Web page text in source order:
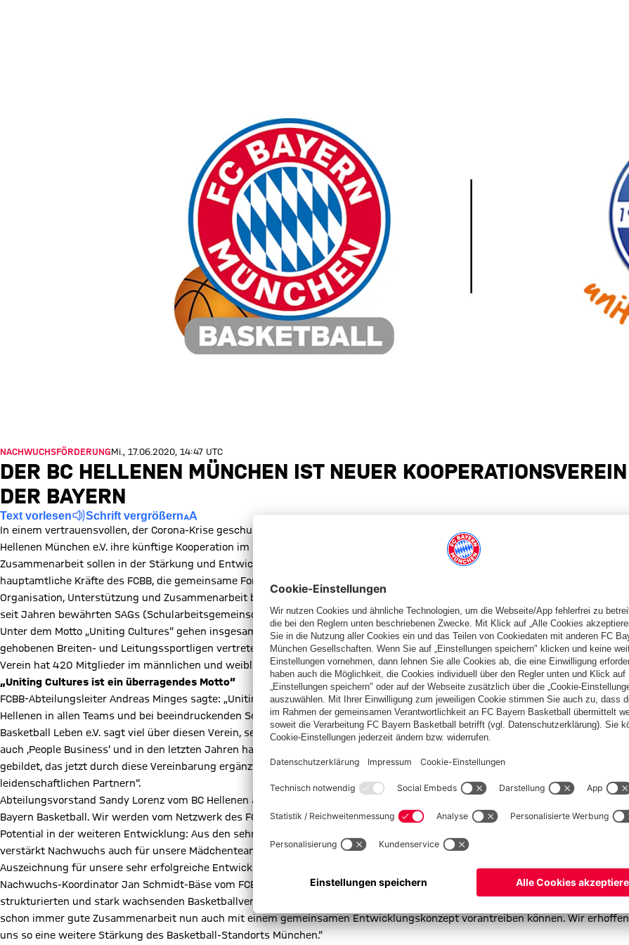
NACHWUCHSFÖRDERUNGMi., 17.06.2020, 14:47 UTC
DER BC HELLENEN MÜNCHEN IST NEUER KOOPERATIONSVEREIN
DER BAYERN
Text vorlesen Schrift vergrößern
In einem vertrauensvollen, der Corona-Krise geschuldeten Cyber-Meeting haben der FC Bayern München Basketball und der BC
Hellenen München e.V. ihre künftige Kooperation im Nachwuchsbereich erarbeitet und vereinbart. Die Schwerpunkte der
Zusammenarbeit sollen in der Stärkung und Entwicklung der Organisations- und Vereinsstruktur des BC Hellenen durch
hauptamtliche Kräfte des FCBB, die gemeinsame Fort- und Weiterbildung der Jugendtrainer und Kampfrichter sowie die
Organisation, Unterstützung und Zusammenarbeit bei Basketball-Camps und Turnieren sein. Auch eine Zusammenarbeit bei den
seit Jahren bewährten SAGs (Schularbeitsgemeinschaften) der Bayern im Großraum München ist geplant.
Unter dem Motto „Uniting Cultures“ gehen insgesamt 21 Mannschaften für den BC Hellenen an den Start. Die Teams sind in allen
gehobenen Breiten- und Leitungssportligen vertreten. Die erste Herren-Mannschaft spielt in der 2. Regionalliga Südost. Der
Verein hat 420 Mitglieder im männlichen und weiblichen Bereich.
„Uniting Cultures ist ein überragendes Motto“
FCBB-Abteilungsleiter Andreas Minges sagte: „Uniting Cultures ist ein überragendes Motto, das die Verantwortlichen beim BC
Hellenen in allen Teams und bei beeindruckenden Sozialprojekten seit Jahren leidenschaftlich leben. Die Gründung des Vereines
Basketball Leben e.V. sagt viel über diesen Verein, seine Menschen und ihr Verständnis aus.“ Und weiter: „Basketball ist immer
auch ,People Business‘ und in den letzten Jahren hat sich großes Vertrauen zwischen Trainern und Organisatoren beider Klubs
gebildet, das jetzt durch diese Vereinbarung ergänzt wird. Wir freuen uns auf eine inspirierende Zusammenarbeit mit tollen und
leidenschaftlichen Partnern“.
Abteilungsvorstand Sandy Lorenz vom BC Hellenen äußerte: „Wir freuen uns auf die künftige Zusammenarbeit mit dem FC
Bayern Basketball. Wir werden vom Netzwerk des FC Bayern München profitieren; in der Trainerausbildung sehen wir großes
Potential in der weiteren Entwicklung: Aus den sehr breit aufgestellten Schularbeitsgemeinschaften des FCBB werden wir
verstärkt Nachwuchs auch für unsere Mädchenteams entwickeln können. In der offiziellen Kooperation sehen wir eine
Auszeichnung für unsere sehr erfolgreiche Entwicklung der letzten Jahre.“
Nachwuchs-Koordinator Jan Schmidt-Bäse vom FCBB: „Die BC Hellenen stehen seit Jahren für einen sympathischen, gut
strukturierten und stark wachsenden Basketballverein im Großraum München. Wir freuen uns außerordentlich, dass wir unsere
schon immer gute Zusammenarbeit nun auch mit einem gemeinsamen Entwicklungskonzept vorantreiben können. Wir erhoffen
uns so eine weitere Stärkung des Basketball-Standorts München.“